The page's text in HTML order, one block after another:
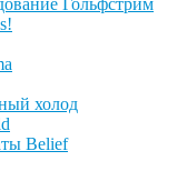
Гольфстрим
холод
Belief